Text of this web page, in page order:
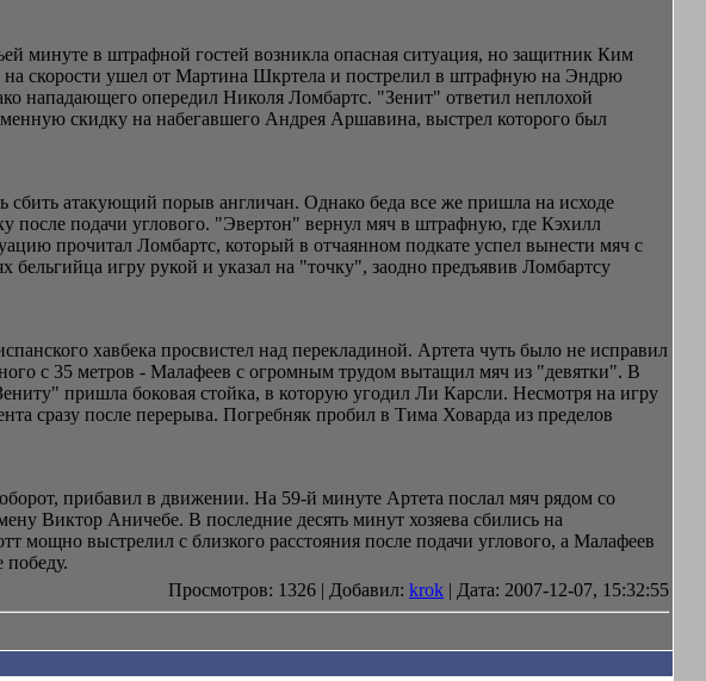
минуте в штрафной гостей возникла опасная ситуация, но защитник Ким
скорости ушел от Мартина Шкртела и пострелил в штрафную на Эндрю
нападающего опередил Николя Ломбартс. "Зенит" ответил неплохой
скидку на набегавшего Андрея Аршавина, выстрел которого был
сбить атакующий порыв англичан. Однако беда все же пришла на исходе
после подачи углового. "Эвертон" вернул мяч в штрафную, где Кэхилл
прочитал Ломбартс, который в отчаянном подкате успел вынести мяч с
игру рукой и указал на "точку", заодно предъявив Ломбартсу
хавбека просвистел над перекладиной. Артета чуть было не исправил
с 35 метров - Малафеев с огромным трудом вытащил мяч из "девятки". В
пришла боковая стойка, в которую угодил Ли Карсли. Несмотря на игру
сразу после перерыва. Погребняк пробил в Тима Ховарда из пределов
прибавил в движении. На 59-й минуте Артета послал мяч рядом со
Виктор Аничебе. В последние десять минут хозяева сбились на
мощно выстрелил с близкого расстояния после подачи углового, а Малафеев
Просмотров: 1326 | Добавил: krok | Дата: 2007-12-07, 15:32:55